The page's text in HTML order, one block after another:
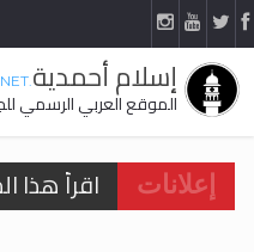
إسلام أحمدية.NET
الموقع العربي الرسمي
إعلانات
الحجّ..